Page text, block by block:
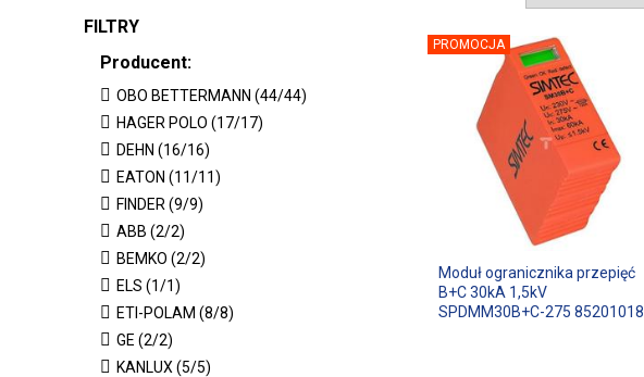
FILTRY
Producent:
OBO BETTERMANN (44/44)
HAGER POLO (17/17)
DEHN (16/16)
EATON (11/11)
FINDER (9/9)
ABB (2/2)
BEMKO (2/2)
ELS (1/1)
ETI-POLAM (8/8)
GE (2/2)
KANLUX (5/5)
PROMOCJA
Moduł ogranicznika przepięć
B+C 30kA 1,5kV
SPDMM30B+C-275 85201018